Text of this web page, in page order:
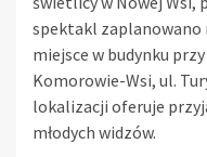
spektakl zaplanowano
miejsce w budynku
Komorowie-Wsi, ul.
lokalizacji oferuje
młodych widzów.